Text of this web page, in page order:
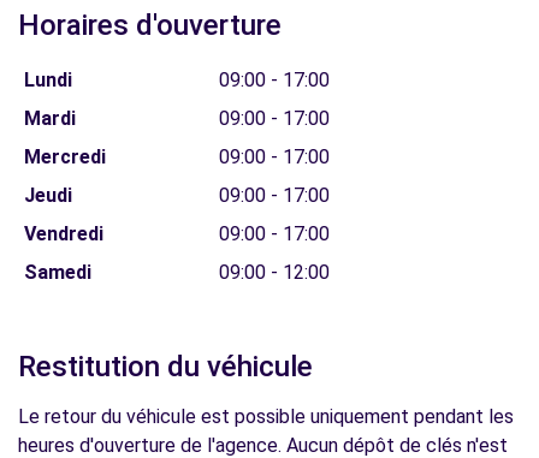
Horaires d'ouverture
Lundi
09:00 - 17:00
Mardi
09:00 - 17:00
Mercredi
09:00 - 17:00
Jeudi
09:00 - 17:00
Vendredi
09:00 - 17:00
Samedi
09:00 - 12:00
Restitution du véhicule
Le retour du véhicule est possible uniquement pendant les
heures d'ouverture de l'agence. Aucun dépôt de clés n'est